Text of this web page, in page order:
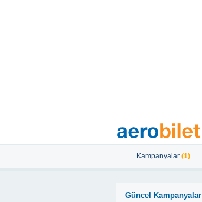
Kampanyalar (1)
Güncel Kampanyalar